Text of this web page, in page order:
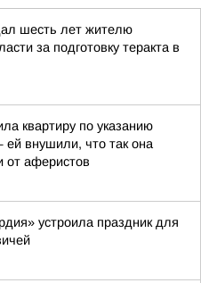
шесть лет жителю
за подготовку теракта в
квартиру по указанию
внушили, что так она
от аферистов
устроила праздник для